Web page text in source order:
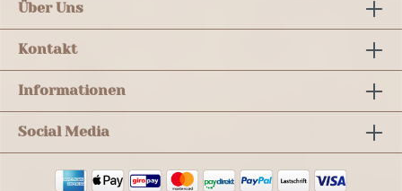
Über Uns
Kontakt
Informationen
Social Media